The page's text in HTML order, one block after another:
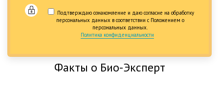
Подтверждаю ознакомление и даю согласие на обработку
персональных данных в соответствии с Положением о
персональных данных.
Политика конфиденциальности
Факты о Био-Эксперт